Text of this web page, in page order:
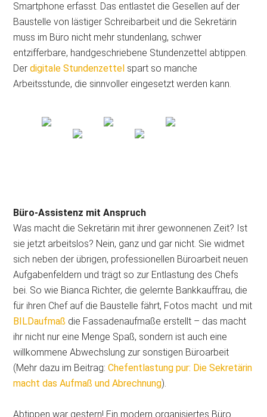
Smartphone erfasst. Das entlastet die Gesellen auf der
Baustelle von lästiger Schreibarbeit und die Sekretärin
muss im Büro nicht mehr stundenlang, schwer
entzifferbare, handgeschriebene Stundenzettel abtippen.
Derdigitale Stundenzettel spart so manche
Arbeitsstunde, die sinnvoller eingesetzt werden kann.
Büro-Assistenz mit Anspruch
Was macht die Sekretärin mit ihrer gewonnenen Zeit? Ist
sie jetzt arbeitslos? Nein, ganz und gar nicht. Sie widmet
sich neben der übrigen, professionellen Büroarbeit neuen
Aufgabenfeldern und trägt so zur Entlastung des Chefs
bei. So wie Bianca Richter, die gelernte Bankkauffrau, die
für ihren Chef auf die Baustelle fährt, Fotos macht und mit
BILDaufmaß die Fassadenaufmaße erstellt – das macht
ihr nicht nur eine Menge Spaß, sondern ist auch eine
willkommene Abwechslung zur sonstigen Büroarbeit
(Mehr dazu im Beitrag:Chefentlastung pur: Die Sekretärin
macht das Aufmaß und Abrechnung).
Abtippen war gestern! Ein modern organisiertes Büro